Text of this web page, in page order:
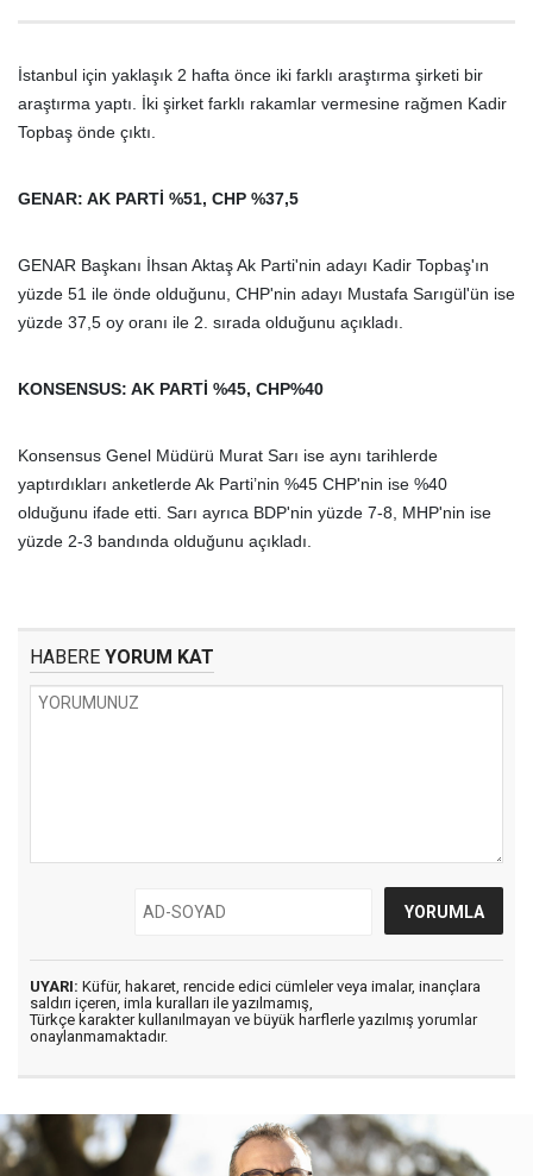
İstanbul için yaklaşık 2 hafta önce iki farklı araştırma şirketi bir
araştırma yaptı. İki şirket farklı rakamlar vermesine rağmen Kadir
Topbaş önde çıktı.
GENAR: AK PARTİ %51, CHP %37,5
GENAR Başkanı İhsan Aktaş Ak Parti'nin adayı Kadir Topbaş'ın
yüzde 51 ile önde olduğunu, CHP'nin adayı Mustafa Sarıgül'ün ise
yüzde 37,5 oy oranı ile 2. sırada olduğunu açıkladı.
KONSENSUS: AK PARTİ %45, CHP%40
Konsensus Genel Müdürü Murat Sarı ise aynı tarihlerde
yaptırdıkları anketlerde Ak Parti’nin %45 CHP'nin ise %40
olduğunu ifade etti. Sarı ayrıca BDP'nin yüzde 7-8, MHP'nin ise
yüzde 2-3 bandında olduğunu açıkladı.
HABERE YORUM KAT
UYARI: Küfür, hakaret, rencide edici cümleler veya imalar, inançlara
saldırı içeren, imla kuralları ile yazılmamış,
Türkçe karakter kullanılmayan ve büyük harflerle yazılmış yorumlar
onaylanmamaktadır.